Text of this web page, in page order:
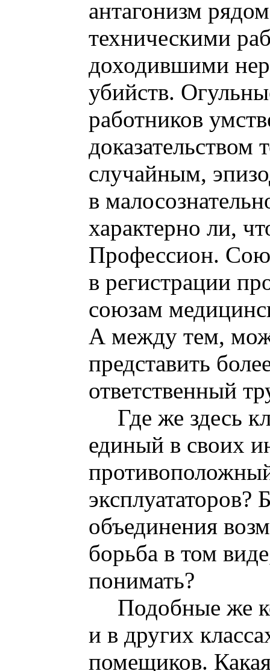
антагонизм
техническими
доходившими
убийств.
работников
доказательством
случайным,
в
характерно ли,
Профессион.
в регистрации
союзам
А между тем,
представить
ответственный
Где же здесь
единый в своих
эксплуататоров?
объединения
борьба в том
понимать?
Подобные же
и в других
помещиков.